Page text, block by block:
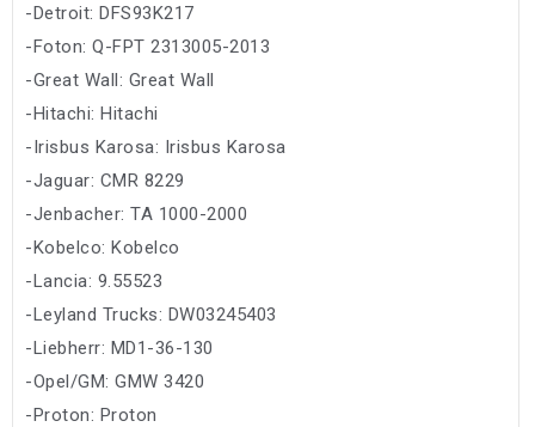
-Detroit: DFS93K217
-Foton: Q-FPT 2313005-2013
-Great Wall: Great Wall
-Hitachi: Hitachi
-Irisbus Karosa: Irisbus Karosa
-Jaguar: CMR 8229
-Jenbacher: TA 1000-2000
-Kobelco: Kobelco
-Lancia: 9.55523
-Leyland Trucks: DW03245403
-Liebherr: MD1-36-130
-Opel/GM: GMW 3420
-Proton: Proton